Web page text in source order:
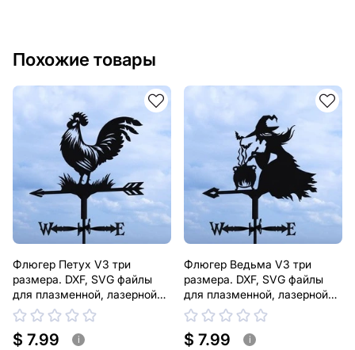
Похожие товары
Флюгер Петух V3 три
размера. DXF, SVG файлы
для плазменной, лазерной
резки
$ 7.99 i
Флюгер Ведьма V3 три
размера. DXF, SVG файлы
для плазменной, лазерной
резки
$ 7.99 i